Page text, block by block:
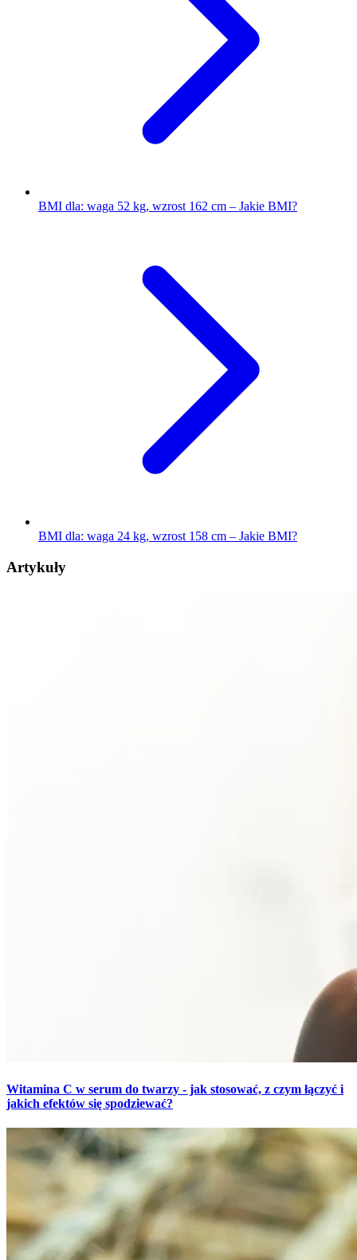
BMI dla: waga 52 kg, wzrost 162 cm – Jakie BMI?
BMI dla: waga 24 kg, wzrost 158 cm – Jakie BMI?
Artykuły
Witamina C w serum do twarzy - jak stosować, z czym łączyć i
jakich efektów się spodziewać?